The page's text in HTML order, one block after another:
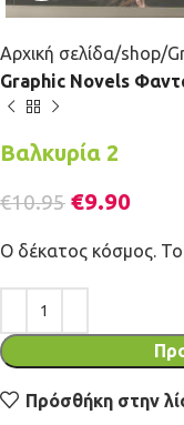
Αρχική σελίδα shop
Graphic Novels
Βαλκυρία 2
€10.95 €9.90
Ο δέκατος κόσμος.
Πρόσθήκη στην